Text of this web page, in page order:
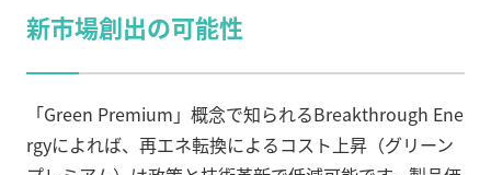
新市場創出の可能性
「Green Premium」概念で知られるBreakthrough Ene
rgyによれば、再エネ転換によるコスト上昇（グリーン